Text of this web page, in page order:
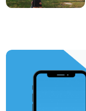
https://t.me/minskctvby